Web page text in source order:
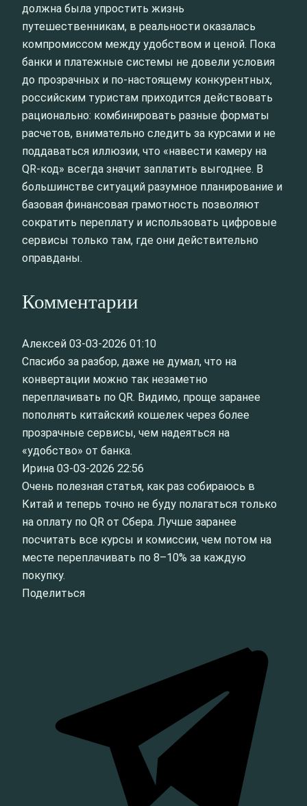
должна была упростить жизнь
путешественникам, в реальности оказалась
компромиссом между удобством и ценой. Пока
банки и платежные системы не довели условия
до прозрачных и по-настоящему конкурентных,
российским туристам приходится действовать
рационально: комбинировать разные форматы
расчетов, внимательно следить за курсами и не
поддаваться иллюзии, что «навести камеру на
QR-код» всегда значит заплатить выгоднее. В
большинстве ситуаций разумное планирование и
базовая финансовая грамотность позволяют
сократить переплату и использовать цифровые
сервисы только там, где они действительно
оправданы.
Комментарии
Алексей 03-03-2026 01:10
Спасибо за разбор, даже не думал, что на
конвертации можно так незаметно
переплачивать по QR. Видимо, проще заранее
пополнять китайский кошелек через более
прозрачные сервисы, чем надеяться на
«удобство» от банка.
Ирина 03-03-2026 22:56
Очень полезная статья, как раз собираюсь в
Китай и теперь точно не буду полагаться только
на оплату по QR от Сбера. Лучше заранее
посчитать все курсы и комиссии, чем потом на
месте переплачивать по 8–10% за каждую
покупку.
Поделиться